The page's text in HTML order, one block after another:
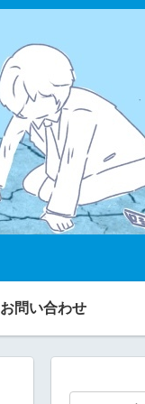
お問い合わせ